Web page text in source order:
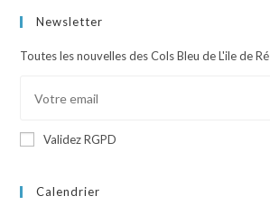
Newsletter
Toutes les nouvelles des Cols Bleu de L'ile de Ré
Validez RGPD
Calendrier